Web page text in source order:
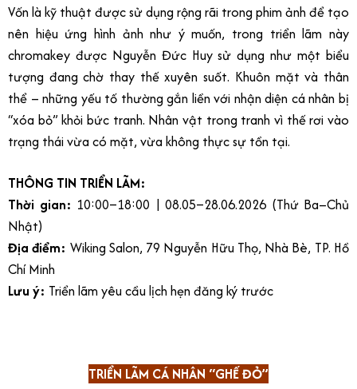
Vốn là kỹ thuật được sử dụng rộng rãi trong phim ảnh để tạo
nên hiệu ứng hình ảnh như ý muốn, trong triển lãm này
chromakey được Nguyễn Đức Huy sử dụng như một biểu
tượng đang chờ thay thế xuyên suốt. Khuôn mặt và thân
thể – những yếu tố thường gắn liền với nhận diện cá nhân bị
“xóa bỏ” khỏi bức tranh. Nhân vật trong tranh vì thế rơi vào
trạng thái vừa có mặt, vừa không thực sự tồn tại.
THÔNG TIN TRIỂN LÃM:
Thời gian: 10:00–18:00 | 08.05–28.06.2026 (Thứ Ba–Chủ
Nhật)
Địa điểm: Wiking Salon, 79 Nguyễn Hữu Thọ, Nhà Bè, TP. Hồ
Chí Minh
Lưu ý: Triển lãm yêu cầu lịch hẹn đăng ký trước
TRIỂN LÃM CÁ NHÂN “GHẾ ĐỎ”